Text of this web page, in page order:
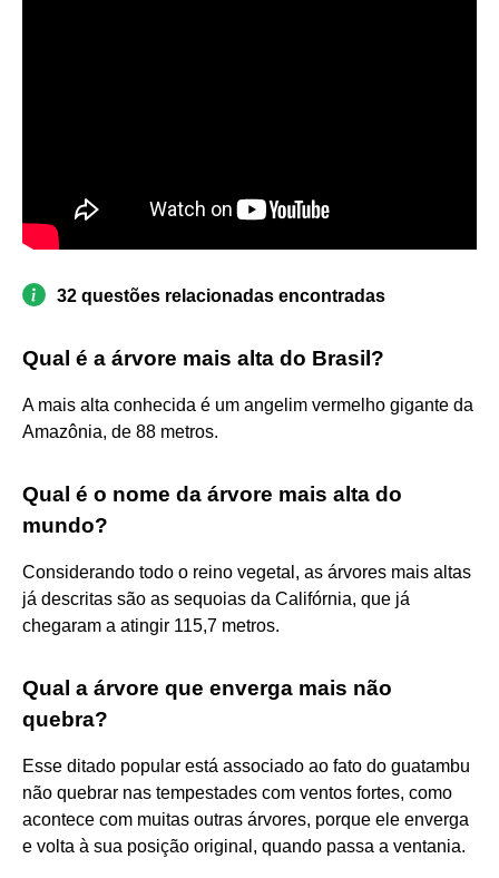
32 questões relacionadas encontradas
Qual é a árvore mais alta do Brasil?
A mais alta conhecida é um angelim vermelho gigante da
Amazônia, de 88 metros.
Qual é o nome da árvore mais alta do
mundo?
Considerando todo o reino vegetal, as árvores mais altas
já descritas são as sequoias da Califórnia, que já
chegaram a atingir 115,7 metros.
Qual a árvore que enverga mais não
quebra?
Esse ditado popular está associado ao fato do guatambu
não quebrar nas tempestades com ventos fortes, como
acontece com muitas outras árvores, porque ele enverga
e volta à sua posição original, quando passa a ventania.